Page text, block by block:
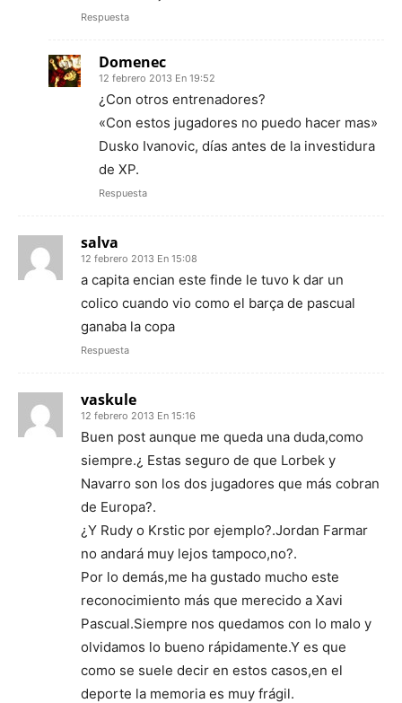
Respuesta
Domenec
12 febrero 2013 En 19:52
¿Con otros entrenadores?
«Con estos jugadores no puedo hacer mas»
Dusko Ivanovic, días antes de la investidura
de XP.
Respuesta
salva
12 febrero 2013 En 15:08
a capita encian este finde le tuvo k dar un
colico cuando vio como el barça de pascual
ganaba la copa
Respuesta
vaskule
12 febrero 2013 En 15:16
Buen post aunque me queda una duda,como
siempre.¿ Estas seguro de que Lorbek y
Navarro son los dos jugadores que más cobran
de Europa?.
¿Y Rudy o Krstic por ejemplo?.Jordan Farmar
no andará muy lejos tampoco,no?.
Por lo demás,me ha gustado mucho este
reconocimiento más que merecido a Xavi
Pascual.Siempre nos quedamos con lo malo y
olvidamos lo bueno rápidamente.Y es que
como se suele decir en estos casos,en el
deporte la memoria es muy frágil.